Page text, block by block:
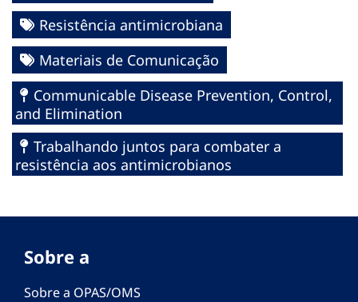
Resistência antimicrobiana
Materiais de Comunicação
Communicable Disease Prevention, Control,
and Elimination
Trabalhando juntos para combater a
resistência aos antimicrobianos
Sobre a
Sobre a OPAS/OMS